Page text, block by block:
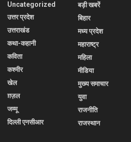
Uncategorized
उत्तर प्रदेश
उत्तराखंड
कथा-कहानी
कविता
कश्मीर
खेल
ग़ज़ल
जम्मू
दिल्ली एनसीआर
बड़ी खबरें
बिहार
मध्य प्रदेश
महाराष्ट्र
महिला
मीडिया
मुख्य समाचार
युवा
राजनीति
राजस्थान